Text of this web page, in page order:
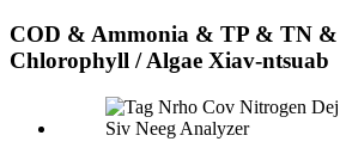
COD & Ammonia & TP & TN
Chlorophyll / Algae Xiav-ntsuab